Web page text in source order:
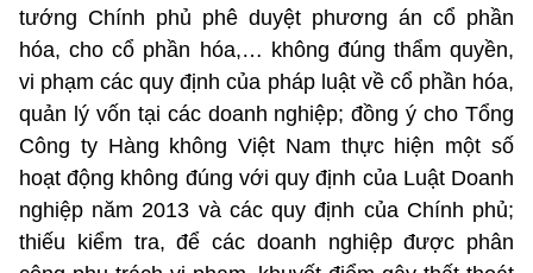
tướng Chính phủ phê duyệt phương án cổ phần
hóa, cho cổ phần hóa,… không đúng thẩm quyền,
vi phạm các quy định của pháp luật về cổ phần hóa,
quản lý vốn tại các doanh nghiệp; đồng ý cho Tổng
Công ty Hàng không Việt Nam thực hiện một số
hoạt động không đúng với quy định của Luật Doanh
nghiệp năm 2013 và các quy định của Chính phủ;
thiếu kiểm tra, để các doanh nghiệp được phân